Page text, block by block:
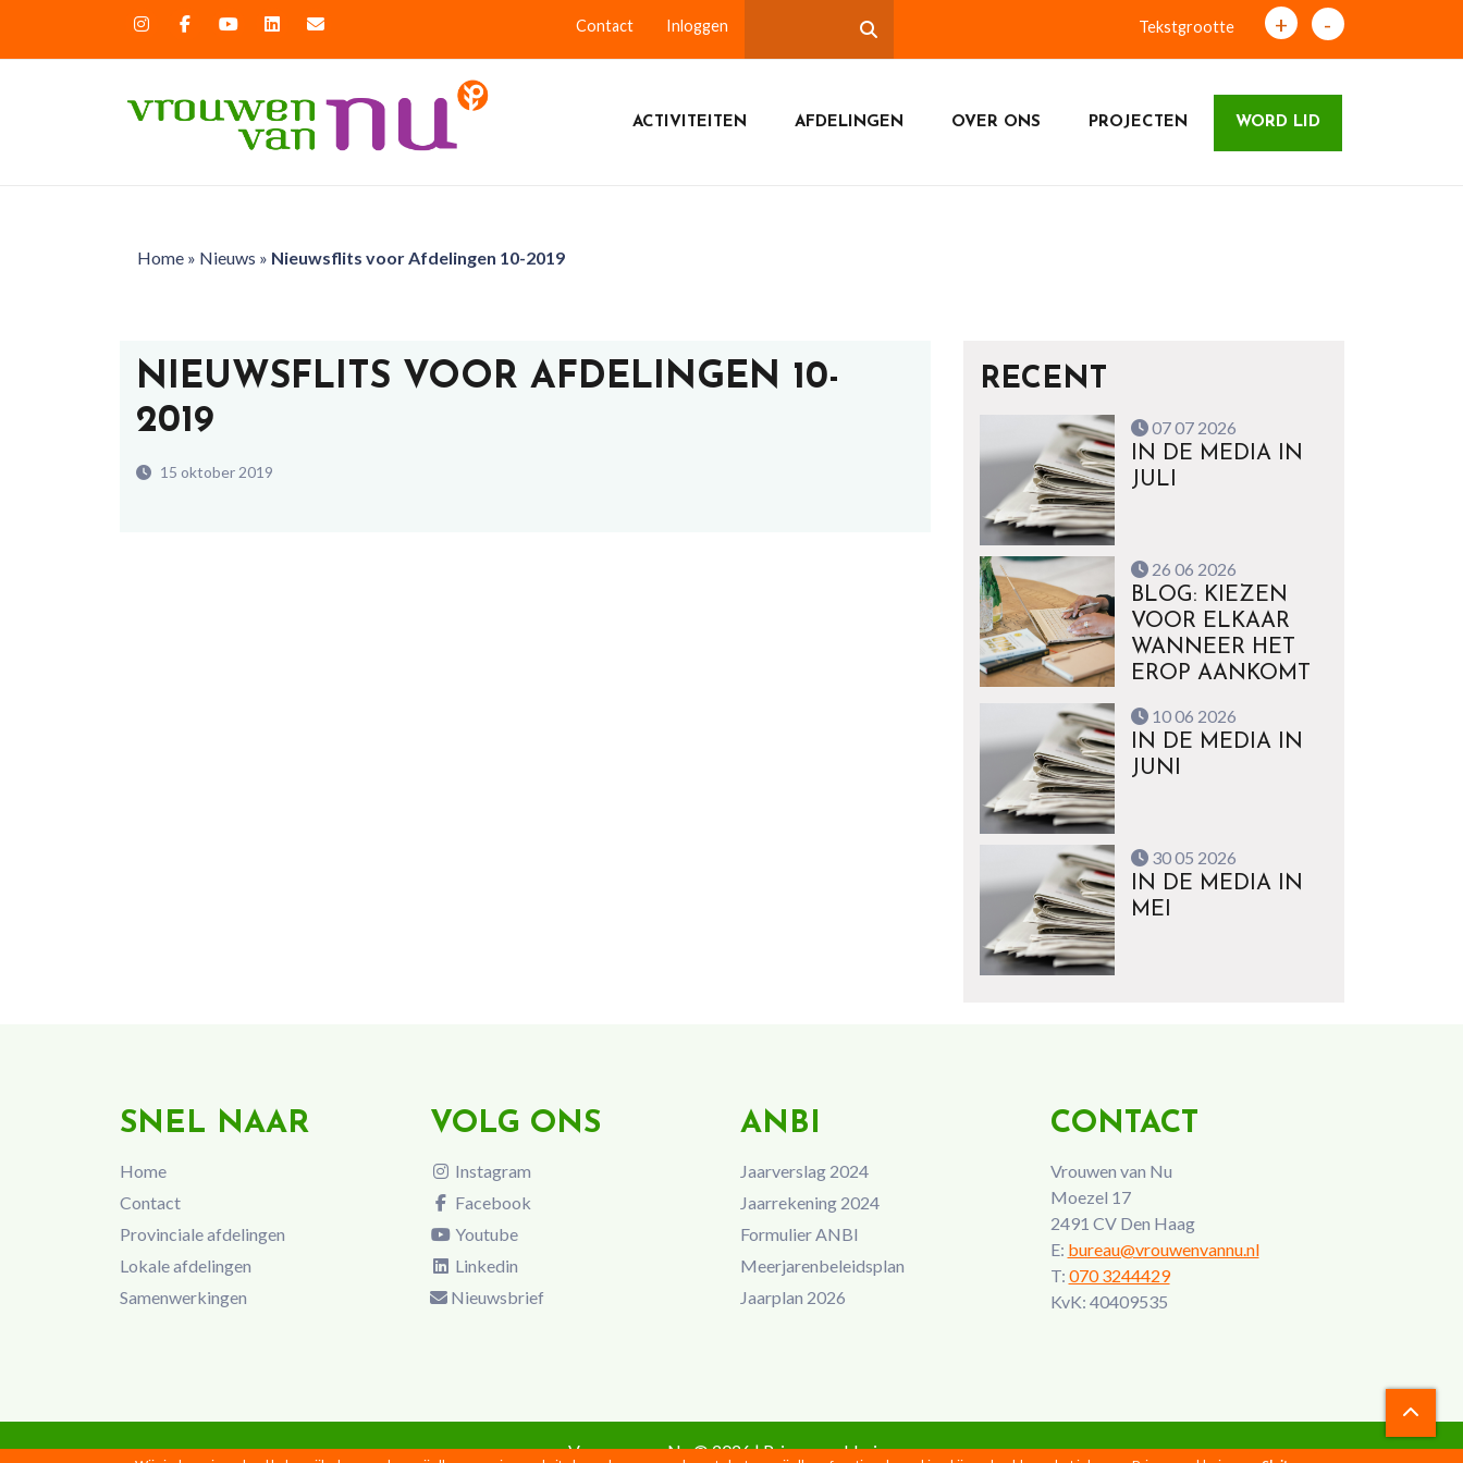
Contact Inloggen Tekstgrootte + -
ACTIVITEITEN AFDELINGEN OVER ONS PROJECTEN WORD LID
Home» Nieuws » Nieuwsflits voor Afdelingen 10-2019
NIEUWSFLITS VOOR AFDELINGEN 10-
2019
15 oktober 2019
RECENT
07 07 2026
IN DE MEDIA IN
JULI
26 06 2026
BLOG: KIEZEN
VOOR ELKAAR
WANNEER HET
EROP AANKOMT
10 06 2026
IN DE MEDIA IN
JUNI
30 05 2026
IN DE MEDIA IN
MEI
SNEL NAAR
Home
Contact
Provinciale afdelingen
Lokale afdelingen
Samenwerkingen
VOLG ONS
Instagram
Facebook
Youtube
Linkedin
Nieuwsbrief
ANBI
Jaarverslag 2024
Jaarrekening 2024
Formulier ANBI
Meerjarenbeleidsplan
Jaarplan 2026
CONTACT
Vrouwen van Nu
Moezel 17
2491 CV Den Haag
E: bureau@vrouwenvannu.nl
T: 070 3244429
KvK: 40409535
Vrouwen van Nu © 2026 |Privacyverklaring